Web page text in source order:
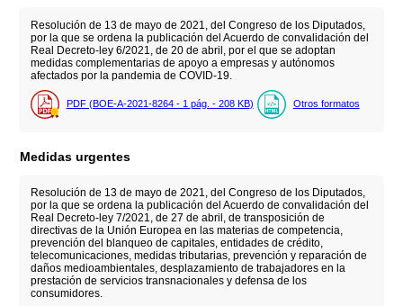
Resolución de 13 de mayo de 2021, del Congreso de los Diputados,
por la que se ordena la publicación del Acuerdo de convalidación del
Real Decreto-ley 6/2021, de 20 de abril, por el que se adoptan
medidas complementarias de apoyo a empresas y autónomos
afectados por la pandemia de COVID-19.
PDF (BOE-A-2021-8264 - 1 pág. - 208 KB) Otros formatos
Medidas urgentes
Resolución de 13 de mayo de 2021, del Congreso de los Diputados,
por la que se ordena la publicación del Acuerdo de convalidación del
Real Decreto-ley 7/2021, de 27 de abril, de transposición de
directivas de la Unión Europea en las materias de competencia,
prevención del blanqueo de capitales, entidades de crédito,
telecomunicaciones, medidas tributarias, prevención y reparación de
daños medioambientales, desplazamiento de trabajadores en la
prestación de servicios transnacionales y defensa de los
consumidores.